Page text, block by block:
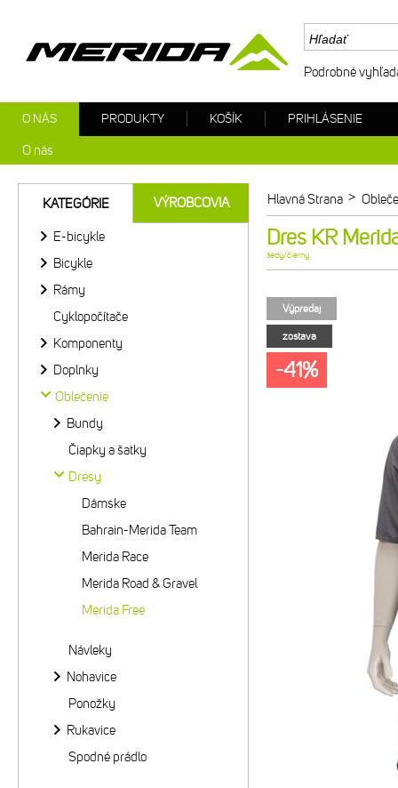
Hlavná Strana >
Dres KR
šedý/čierny
Výpredaj
zostava
-41%
KATEGÓRIE VÝROBCOVIA
E-bicykle
Bicykle
Rámy
Cyklopočítače
Komponenty
Doplnky
Oblečenie
Bundy
Čiapky a šatky
Dresy
Dámske
Bahrain-Merida Team
Merida Race
Merida Road & Gravel
Merida Free
Návleky
Nohavice
Ponožky
Rukavice
Spodné prádlo
Podrobné
O NÁS
O nás
PRODUKTY KOŠÍK PRIHLÁSENIE